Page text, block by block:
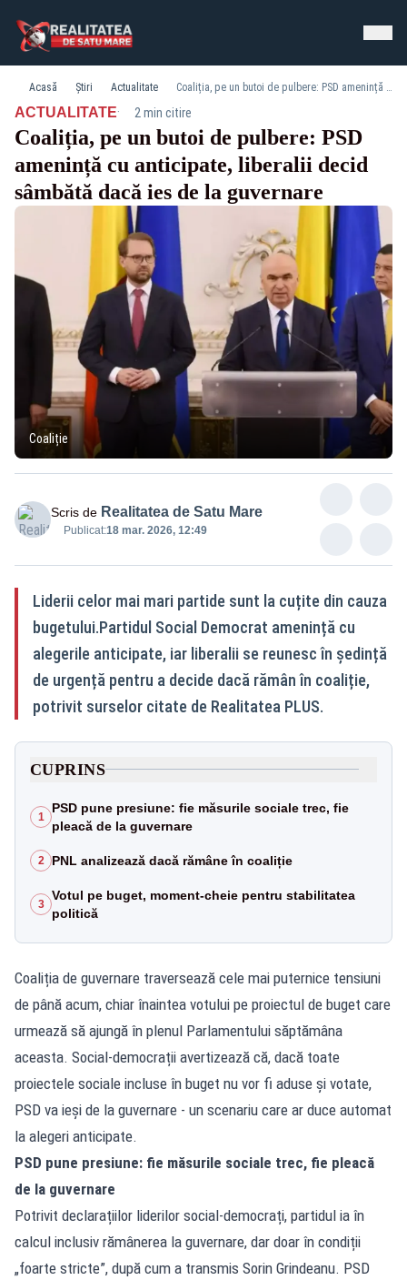
Acasă Știri Actualitate Coaliția, pe un butoi de pulbere: PSD amenință cu anticipate, liberalii decid sâmbătă dacă ies de la guvernare
ACTUALITATE· 2 min citire
Coaliția, pe un butoi de pulbere: PSD
amenință cu anticipate, liberalii decid
sâmbătă dacă ies de la guvernare
Coaliție
Scris de Realitatea de Satu Mare
Publicat:18 mar. 2026, 12:49
Liderii celor mai mari partide sunt la cuțite din cauza
bugetului.Partidul Social Democrat amenință cu
alegerile anticipate, iar liberalii se reunesc în ședință
de urgență pentru a decide dacă rămân în coaliție,
potrivit surselor citate de Realitatea PLUS.
CUPRINS
1
PSD pune presiune: fie măsurile sociale trec, fie
pleacă de la guvernare
2 PNL analizează dacă rămâne în coaliție
3
Votul pe buget, moment-cheie pentru stabilitatea
politică
Coaliția de guvernare traversează cele mai puternice tensiuni
de până acum, chiar înaintea votului pe proiectul de buget care
urmează să ajungă în plenul Parlamentului săptămâna
aceasta. Social-democrații avertizează că, dacă toate
proiectele sociale incluse în buget nu vor fi aduse și votate,
PSD va ieși de la guvernare - un scenariu care ar duce automat
la alegeri anticipate.
PSD pune presiune: fie măsurile sociale trec, fie pleacă
de la guvernare
Potrivit declarațiilor liderilor social-democrați, partidul ia în
calcul inclusiv rămânerea la guvernare, dar doar în condiții
„foarte stricte”, după cum a transmis Sorin Grindeanu. PSD